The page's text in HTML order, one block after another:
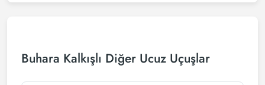
Buhara Kalkışlı Diğer Ucuz Uçuşlar